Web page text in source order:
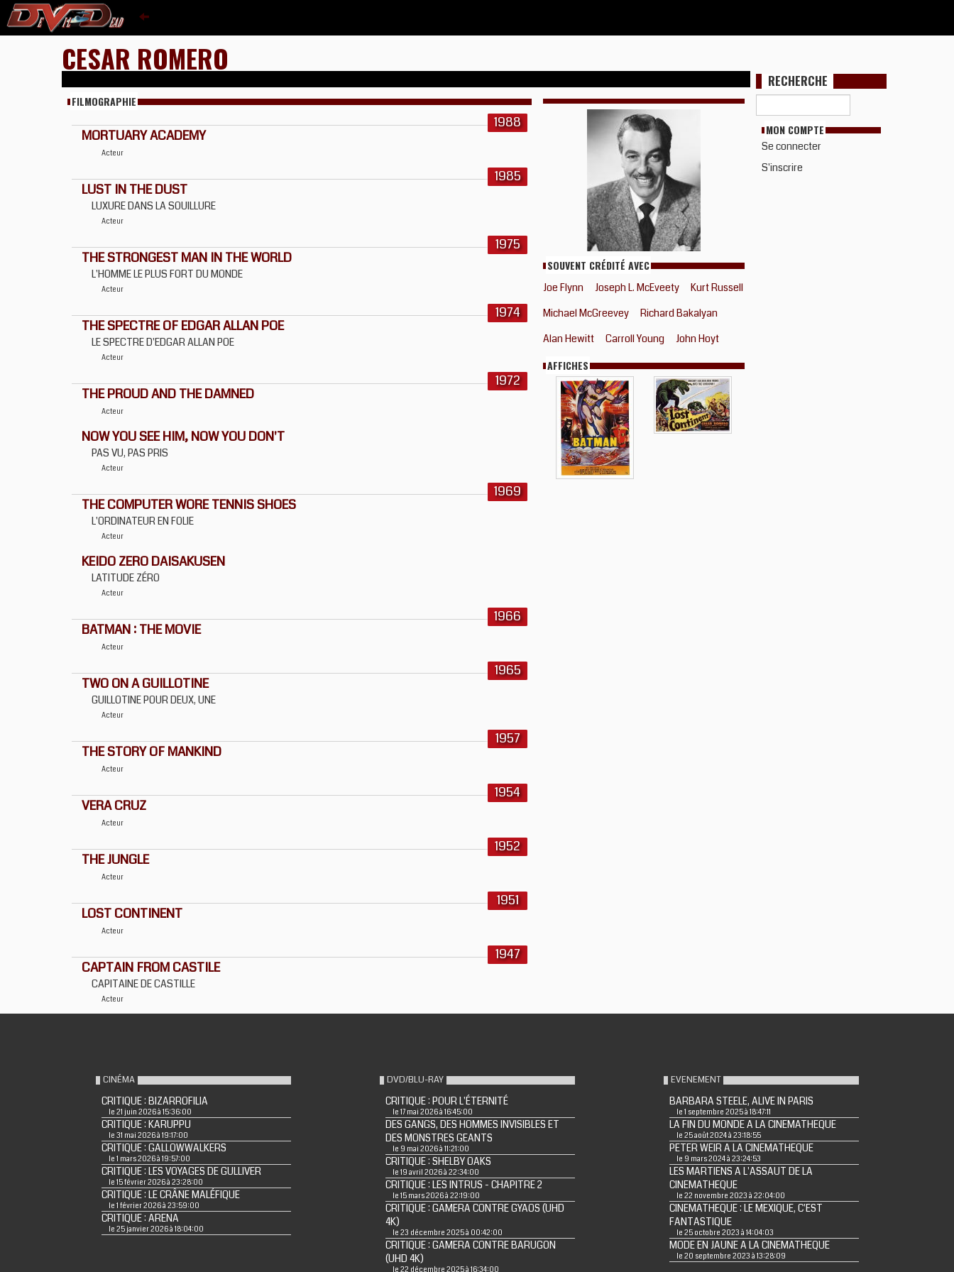
CESAR ROMERO
FILMOGRAPHIE
1988
MORTUARY ACADEMY
Acteur
1985
LUST IN THE DUST
LUXURE DANS LA SOUILLURE
Acteur
1975
THE STRONGEST MAN IN THE WORLD
L'HOMME LE PLUS FORT DU MONDE
Acteur
1974
THE SPECTRE OF EDGAR ALLAN POE
LE SPECTRE D'EDGAR ALLAN POE
Acteur
1972
THE PROUD AND THE DAMNED
Acteur
NOW YOU SEE HIM, NOW YOU DON'T
PAS VU, PAS PRIS
Acteur
1969
THE COMPUTER WORE TENNIS SHOES
L'ORDINATEUR EN FOLIE
Acteur
KEIDO ZERO DAISAKUSEN
LATITUDE ZÉRO
Acteur
1966
BATMAN : THE MOVIE
Acteur
1965
TWO ON A GUILLOTINE
GUILLOTINE POUR DEUX, UNE
Acteur
1957
THE STORY OF MANKIND
Acteur
1954
VERA CRUZ
Acteur
1952
THE JUNGLE
Acteur
1951
LOST CONTINENT
Acteur
1947
CAPTAIN FROM CASTILE
CAPITAINE DE CASTILLE
Acteur
SOUVENT CRÉDITÉ AVEC
Joe Flynn Joseph L. McEveety
Kurt Russell
Michael McGreevey
Richard Bakalyan
Alan Hewitt
Carroll Young John Hoyt
AFFICHES
RECHERCHE
MON COMPTE
Se connecter
S'inscrire
CINÉMA
CRITIQUE : BIZARROFILIA
le 21 juin 2026 à 15:36:00
CRITIQUE : KARUPPU
le 31 mai 2026 à 19:17:00
CRITIQUE : GALLOWWALKERS
le 1 mars 2026 à 19:57:00
CRITIQUE : LES VOYAGES DE GULLIVER
le 15 février 2026 à 23:28:00
CRITIQUE : LE CRÂNE MALÉFIQUE
le 1 février 2026 à 23:59:00
CRITIQUE : ARENA
le 25 janvier 2026 à 18:04:00
DVD/BLU-RAY
CRITIQUE : POUR L'ÉTERNITÉ
le 17 mai 2026 à 16:45:00
DES GANGS, DES HOMMES INVISIBLES ET
DES MONSTRES GEANTS
le 9 mai 2026 à 11:21:00
CRITIQUE : SHELBY OAKS
le 19 avril 2026 à 22:34:00
CRITIQUE : LES INTRUS - CHAPITRE 2
le 15 mars 2026 à 22:19:00
CRITIQUE : GAMERA CONTRE GYAOS (UHD
4K)
le 23 décembre 2025 à 00:42:00
CRITIQUE : GAMERA CONTRE BARUGON
(UHD 4K)
le 22 décembre 2025 à 16:34:00
EVENEMENT
BARBARA STEELE, ALIVE IN PARIS
le 1 septembre 2025 à 18:47:11
LA FIN DU MONDE A LA CINEMATHEQUE
le 25 août 2024 à 23:18:55
PETER WEIR A LA CINEMATHEQUE
le 9 mars 2024 à 23:24:53
LES MARTIENS A L'ASSAUT DE LA
CINEMATHEQUE
le 22 novembre 2023 à 22:04:00
CINEMATHEQUE : LE MEXIQUE, C'EST
FANTASTIQUE
le 25 octobre 2023 à 14:04:03
MODE EN JAUNE A LA CINEMATHEQUE
le 20 septembre 2023 à 13:28:09